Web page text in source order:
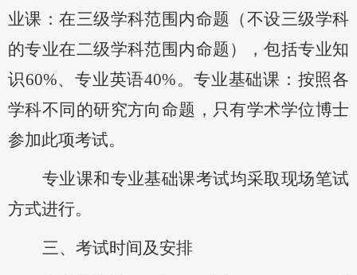
业课：在三级学科范围内命题（不设三级学科
的专业在二级学科范围内命题），包括专业知
识60%、专业英语40%。专业基础课：按照各
学科不同的研究方向命题，只有学术学位博士
参加此项考试。
专业课和专业基础课考试均采取现场笔试
方式进行。
三、考试时间及安排